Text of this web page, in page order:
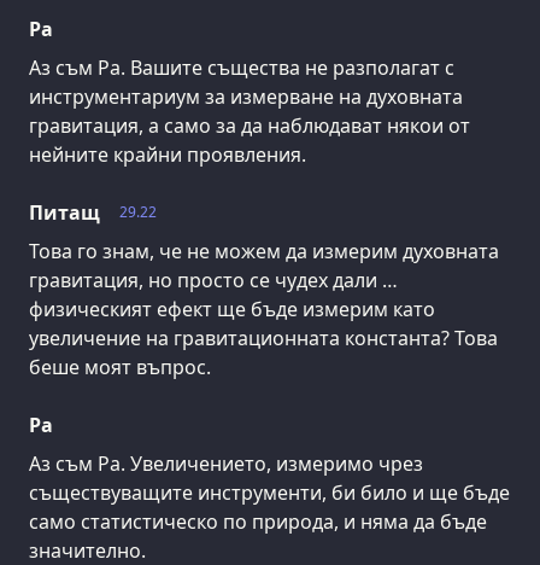
Ра
Аз съм Ра. Вашите същества не разполагат с
инструментариум за измерване на духовната
гравитация, а само за да наблюдават някои от
нейните крайни проявления.
29.22
Питащ
Това го знам, че не можем да измерим духовната
гравитация, но просто се чудех дали …
физическият ефект ще бъде измерим като
увеличение на гравитационната константа? Това
беше моят въпрос.
Ра
Аз съм Ра. Увеличението, измеримо чрез
съществуващите инструменти, би било и ще бъде
само статистическо по природа, и няма да бъде
значително.